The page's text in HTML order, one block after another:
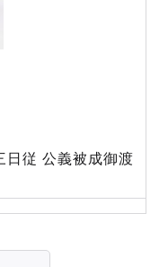
日従 公義被成御渡